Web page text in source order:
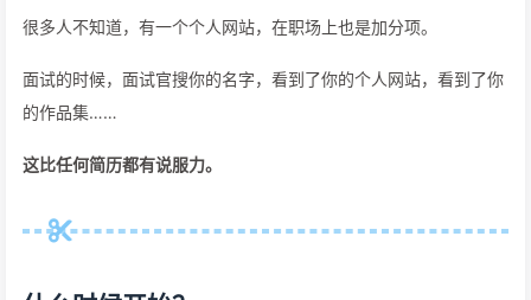
很多人不知道，有一个个人网站，在职场上也是加分项。
面试的时候，面试官搜你的名字，看到了你的个人网站，看到了你
的作品集……
这比任何简历都有说服力。